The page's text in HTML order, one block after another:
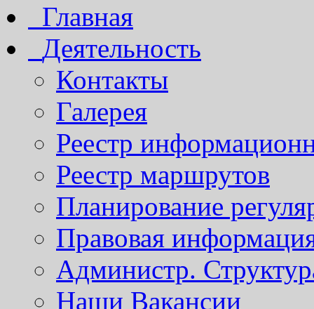
Главная
Деятельность
Контакты
Галерея
Реестр
Реестр маршрутов
Планирование
Правовая
Администр.
Наши Вакансии